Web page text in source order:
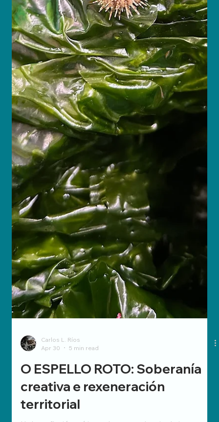
Carlos L. Ríos
Apr 30
5 min read
O ESPELLO ROTO: Soberanía
creativa e rexeneración